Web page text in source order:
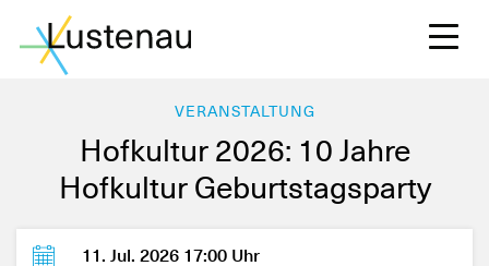
VERANSTALTUNG
Hofkultur 2026: 10 Jahre
Hofkultur Geburtstagsparty
11. Jul. 2026 17:00 Uhr